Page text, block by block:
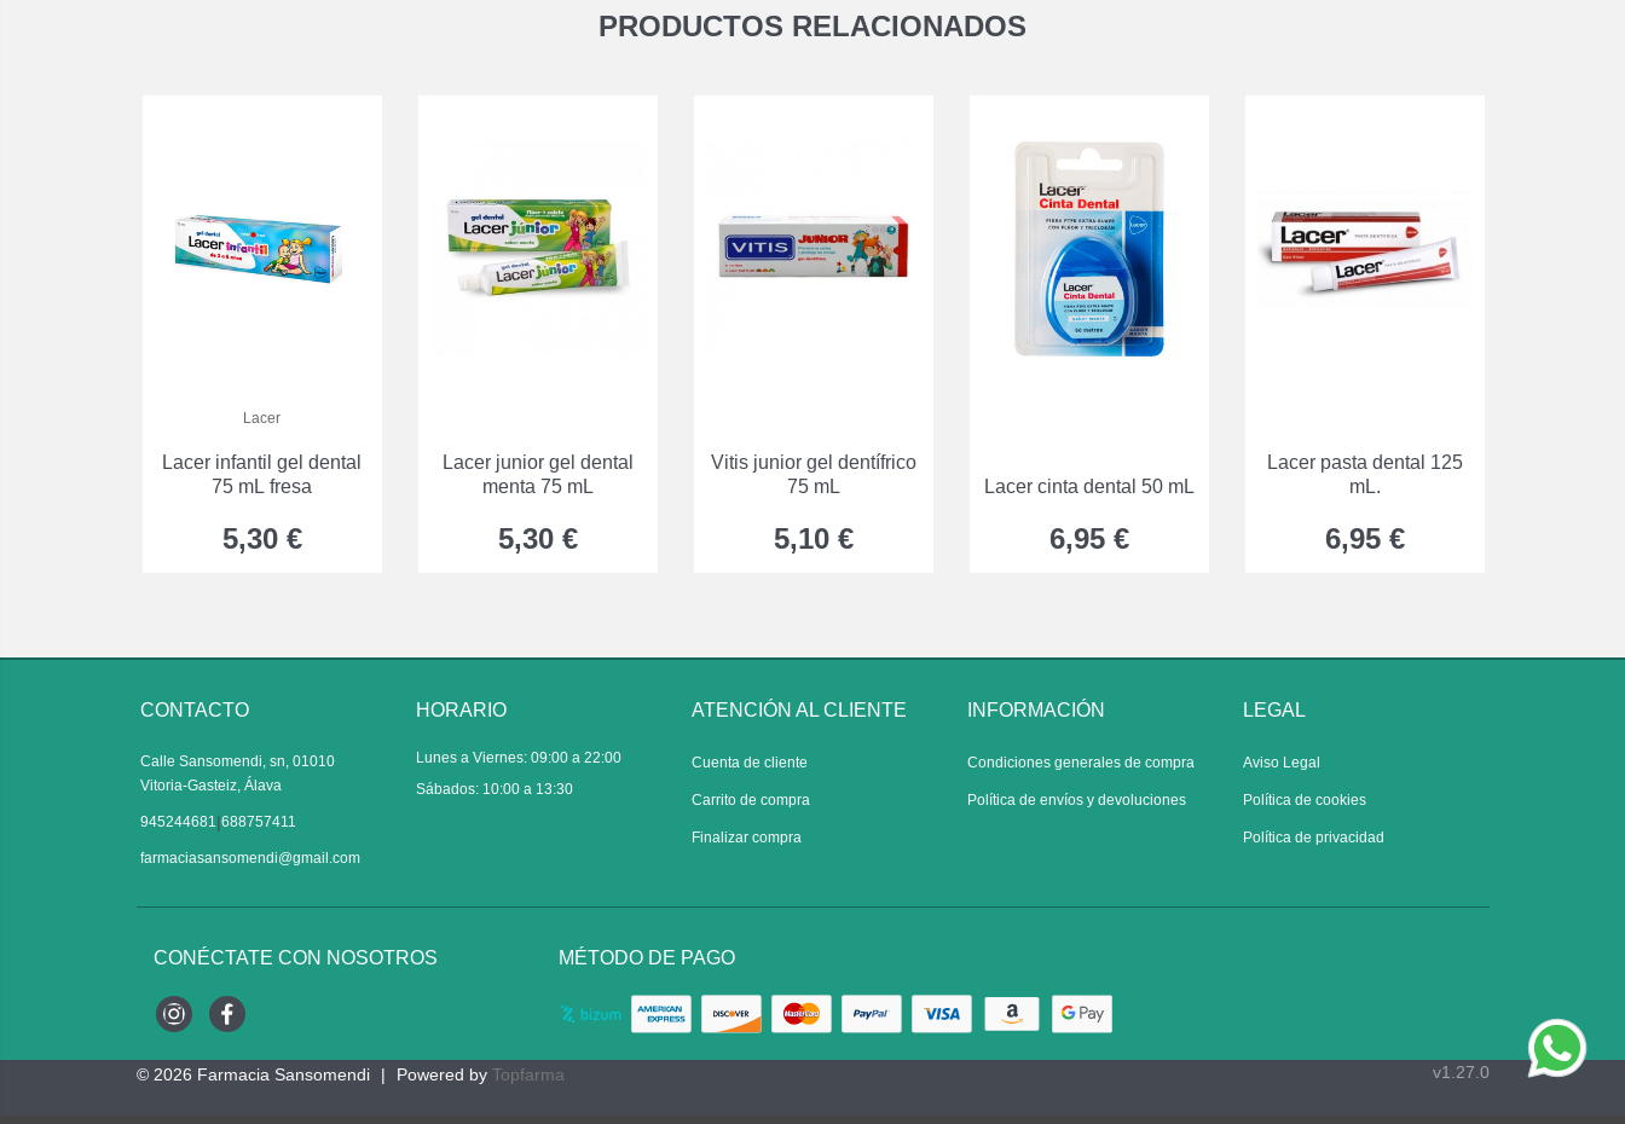
PRODUCTOS RELACIONADOS
Lacer
Lacer infantil gel dental
75 mL fresa
5,30 €
Lacer junior gel dental
menta 75 mL
5,30 €
Vitis junior gel dentífrico
75 mL
5,10 €
Lacer cinta dental 50 mL
6,95 €
Lacer pasta dental 125
mL.
6,95 €
CONTACTO
Calle Sansomendi, sn, 01010
Vitoria-Gasteiz, Álava
945244681|688757411
farmaciasansomendi@gmail.com
HORARIO
Lunes a Viernes: 09:00 a 22:00
Sábados: 10:00 a 13:30
ATENCIÓN AL CLIENTE
Cuenta de cliente
Carrito de compra
Finalizar compra
INFORMACIÓN
Condiciones generales de compra
Política de envíos y devoluciones
LEGAL
Aviso Legal
Política de cookies
Política de privacidad
CONÉCTATE CON NOSOTROS
InstagramFacebook
MÉTODO DE PAGO
© 2026 Farmacia Sansomendi | Powered by Topfarma v1.27.0